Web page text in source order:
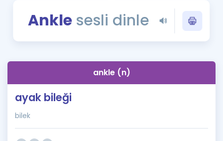
Blog
İngilizce Gramer
Ankle sesli dinle
ankle (n)
ayak bileği
bilek